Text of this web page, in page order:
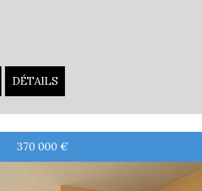
DÉTAILS
370 000 €